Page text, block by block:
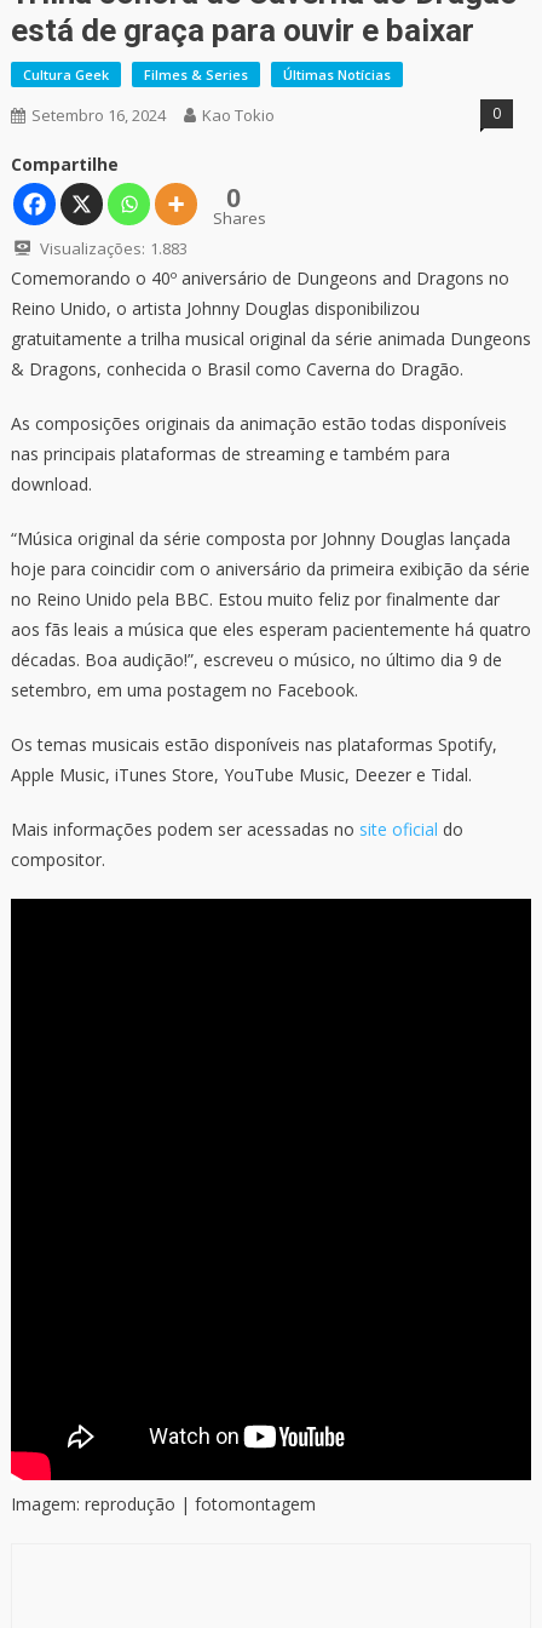
está de graça para ouvir e baixar
Cultura Geek Filmes & Series Últimas Notícias
Setembro 16, 2024 Kao Tokio 0
Compartilhe
0
Shares
Visualizações: 1.883
Comemorando o 40º aniversário de Dungeons and Dragons no
Reino Unido, o artista Johnny Douglas disponibilizou
gratuitamente a trilha musical original da série animada Dungeons
& Dragons, conhecida o Brasil como Caverna do Dragão.
As composições originais da animação estão todas disponíveis
nas principais plataformas de streaming e também para
download.
“Música original da série composta por Johnny Douglas lançada
hoje para coincidir com o aniversário da primeira exibição da série
no Reino Unido pela BBC. Estou muito feliz por finalmente dar
aos fãs leais a música que eles esperam pacientemente há quatro
décadas. Boa audição!”, escreveu o músico, no último dia 9 de
setembro, em uma postagem no Facebook.
Os temas musicais estão disponíveis nas plataformas Spotify,
Apple Music, iTunes Store, YouTube Music, Deezer e Tidal.
Mais informações podem ser acessadas no site oficial do
compositor.
Imagem: reprodução | fotomontagem